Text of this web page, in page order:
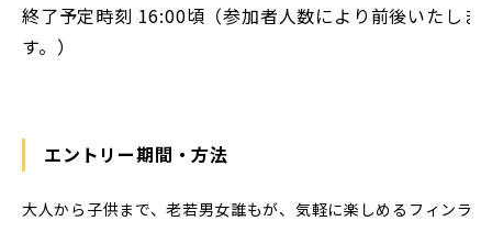
終了予定時刻 16:00頃（参加者人数により前後いたしま
す。）
エントリー期間・方法
大人から子供まで、老若男女誰もが、気軽に楽しめるフィンラ